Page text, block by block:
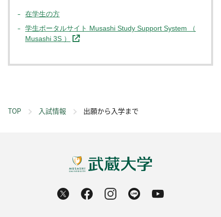
TOP 入試情報 出願から入学まで
在学生の方
学生ポータルサイト Musashi Study Support System （
Musashi 3S ）